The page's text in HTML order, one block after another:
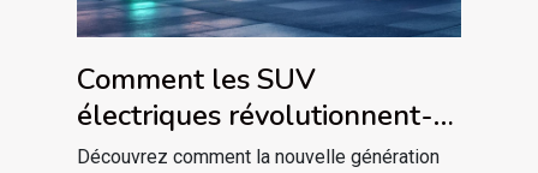
Comment les SUV
électriques révolutionnent-
ils le confort et l'autonomie ?
Découvrez comment la nouvelle génération